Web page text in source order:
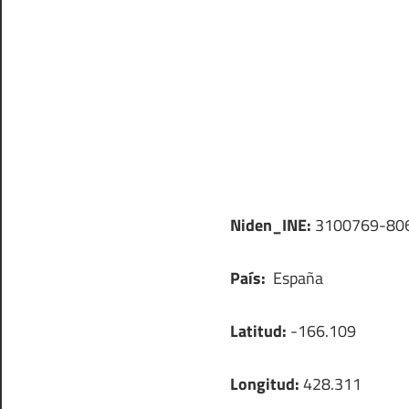
Niden_INE: 3100769-
País: España
Latitud: -166.109
Longitud:428.311